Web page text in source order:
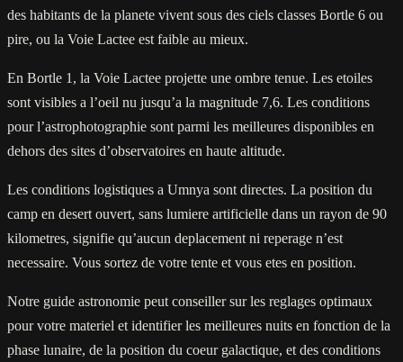
des habitants de la planete vivent sous des ciels classes Bortle 6 ou
pire, ou la Voie Lactee est faible au mieux.
En Bortle 1, la Voie Lactee projette une ombre tenue. Les etoiles
sont visibles a l’oeil nu jusqu’a la magnitude 7,6. Les conditions
pour l’astrophotographie sont parmi les meilleures disponibles en
dehors des sites d’observatoires en haute altitude.
Les conditions logistiques a Umnya sont directes. La position du
camp en desert ouvert, sans lumiere artificielle dans un rayon de 90
kilometres, signifie qu’aucun deplacement ni reperage n’est
necessaire. Vous sortez de votre tente et vous etes en position.
Notre guide astronomie peut conseiller sur les reglages optimaux
pour votre materiel et identifier les meilleures nuits en fonction de la
phase lunaire, de la position du coeur galactique, et des conditions